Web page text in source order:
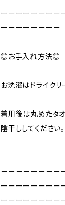
ーーーーーーーー
ーーーーーーーー
◎お手入れ方法◎
お洗濯はドライクリ
着用後は丸めたタ
陰干ししてください。
－－－－－－－－
－－－－－－－－
ーーーーーーーー
ーーーーーーーー